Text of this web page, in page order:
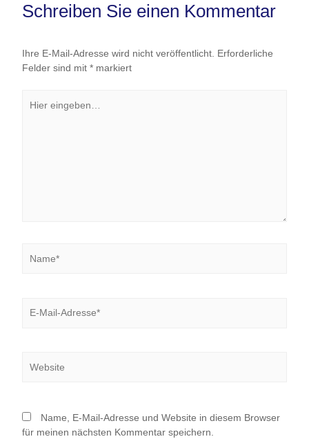
Schreiben Sie einen Kommentar
Ihre E-Mail-Adresse wird nicht veröffentlicht. Erforderliche
Felder sind mit *markiert
eingeben…
Mail-
Name, E-Mail-Adresse und Website in diesem Browser
für meinen nächsten Kommentar speichern.